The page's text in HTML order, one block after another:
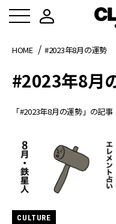
HOME #2023年8月の運勢
#2023年8月
「#2023年8月の運勢」の記事
CULTURE